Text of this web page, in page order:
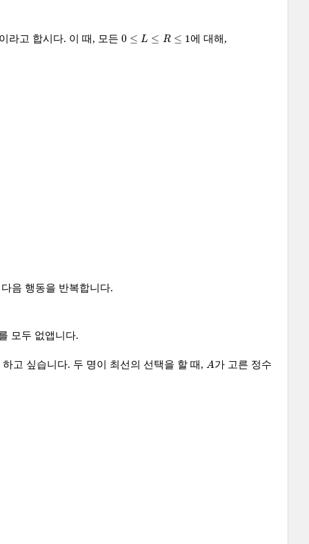
라고 합시다. 이 때, 모든 0 ≤ L ≤ R ≤ 1
0 L ≤R ≤1 에 대해,
음 행동을 반복합니다.
모두 없앱니다.
고 싶습니다. 두 명이 최선의 선택을 할 때, A
A가 고른 정수